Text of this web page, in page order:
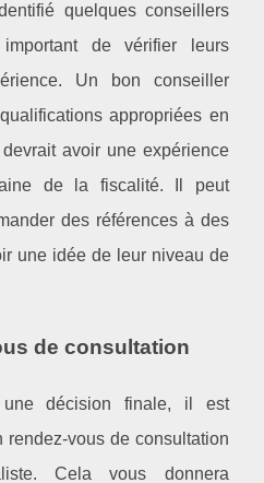
quelques conseillers
de vérifier leurs
Un bon conseiller
appropriées en
avoir une expérience
de la fiscalité. Il peut
des références à des
une idée de leur niveau de
de consultation
décision finale, il est
rendez-vous de consultation
Cela vous donnera